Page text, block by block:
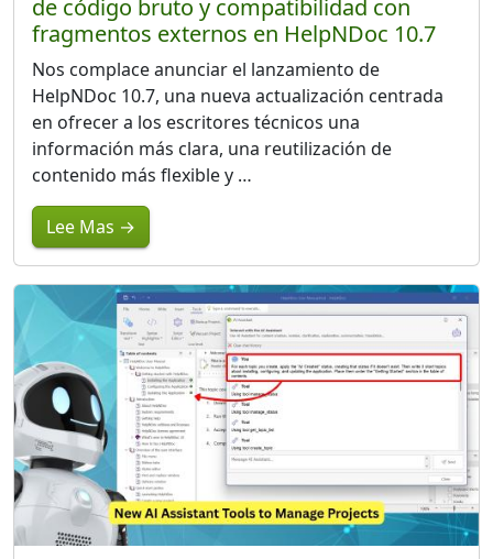
de código bruto y compatibilidad con
fragmentos externos en HelpNDoc 10.7
Nos complace anunciar el lanzamiento de
HelpNDoc 10.7, una nueva actualización centrada
en ofrecer a los escritores técnicos una
información más clara, una reutilización de
contenido más flexible y …
Lee Mas →